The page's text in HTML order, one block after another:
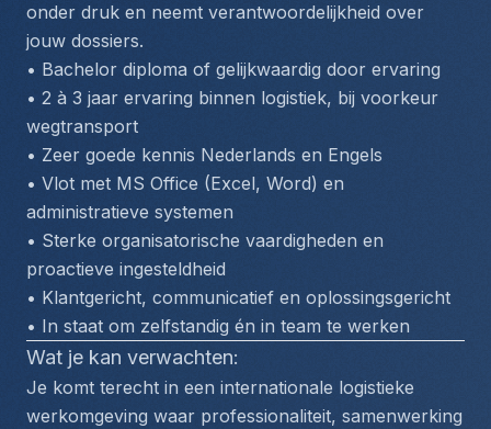
onder druk en neemt verantwoordelijkheid over
jouw dossiers.
• Bachelor diploma of gelijkwaardig door ervaring
• 2 à 3 jaar ervaring binnen logistiek, bij voorkeur
wegtransport
• Zeer goede kennis Nederlands en Engels
• Vlot met MS Office (Excel, Word) en
administratieve systemen
• Sterke organisatorische vaardigheden en
proactieve ingesteldheid
• Klantgericht, communicatief en oplossingsgericht
• In staat om zelfstandig én in team te werken
Wat je kan verwachten:
Je komt terecht in een internationale logistieke
werkomgeving waar professionaliteit, samenwerking